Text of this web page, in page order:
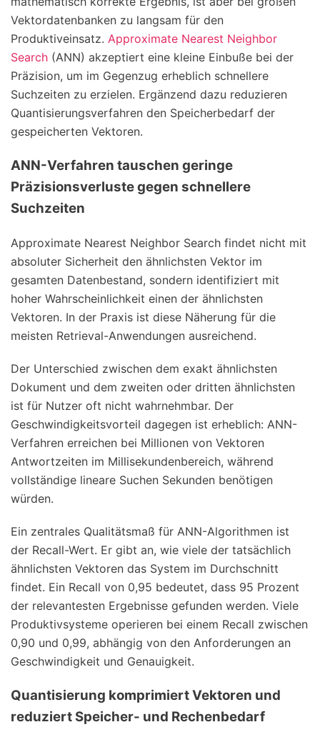
Vektordatenbanken zu langsam für den
Produktiveinsatz. Approximate Nearest Neighbor
Search (ANN) akzeptiert eine kleine Einbuße bei der
Präzision, um im Gegenzug erheblich schnellere
Suchzeiten zu erzielen. Ergänzend dazu reduzieren
Quantisierungsverfahren den Speicherbedarf der
gespeicherten Vektoren.
ANN-Verfahren tauschen geringe
Präzisionsverluste gegen schnellere
Suchzeiten
Approximate Nearest Neighbor Search findet nicht mit
absoluter Sicherheit den ähnlichsten Vektor im
gesamten Datenbestand, sondern identifiziert mit
hoher Wahrscheinlichkeit einen der ähnlichsten
Vektoren. In der Praxis ist diese Näherung für die
meisten Retrieval-Anwendungen ausreichend.
Der Unterschied zwischen dem exakt ähnlichsten
Dokument und dem zweiten oder dritten ähnlichsten
ist für Nutzer oft nicht wahrnehmbar. Der
Geschwindigkeitsvorteil dagegen ist erheblich: ANN-
Verfahren erreichen bei Millionen von Vektoren
Antwortzeiten im Millisekundenbereich, während
vollständige lineare Suchen Sekunden benötigen
würden.
Ein zentrales Qualitätsmaß für ANN-Algorithmen ist
der Recall-Wert. Er gibt an, wie viele der tatsächlich
ähnlichsten Vektoren das System im Durchschnitt
findet. Ein Recall von 0,95 bedeutet, dass 95 Prozent
der relevantesten Ergebnisse gefunden werden. Viele
Produktivsysteme operieren bei einem Recall zwischen
0,90 und 0,99, abhängig von den Anforderungen an
Geschwindigkeit und Genauigkeit.
Quantisierung komprimiert Vektoren und
reduziert Speicher- und Rechenbedarf